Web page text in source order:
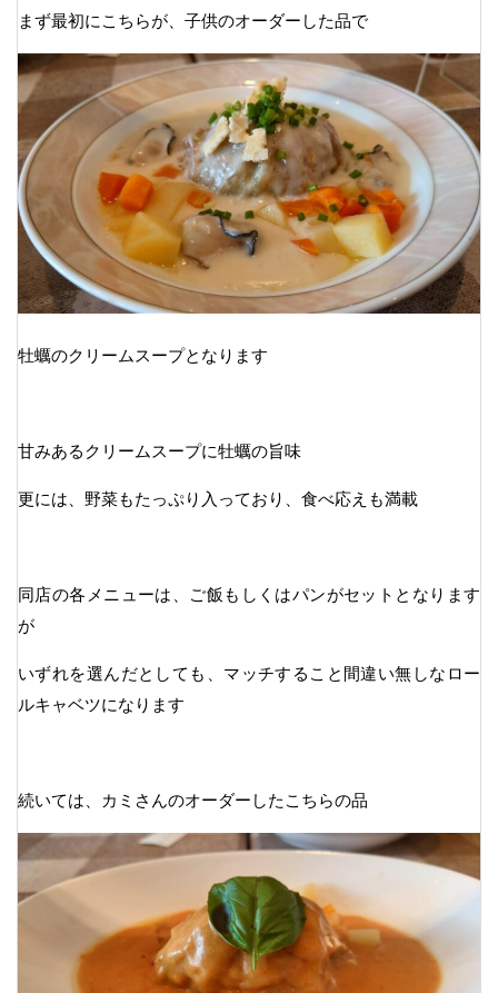
まず最初にこちらが、子供のオーダーした品で
牡蠣のクリームスープとなります
甘みあるクリームスープに牡蠣の旨味
更には、野菜もたっぷり入っており、食べ応えも満載
同店の各メニューは、ご飯もしくはパンがセットとなります
が
いずれを選んだとしても、マッチすること間違い無しなロー
ルキャベツになります
続いては、カミさんのオーダーしたこちらの品